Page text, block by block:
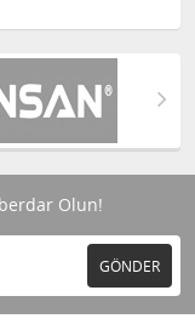
Olun!
GÖNDER